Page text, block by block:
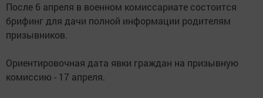
После 6 апреля в военном комиссариате состоится
брифинг для дачи полной информации родителям
призывников.
Ориентировочная дата явки граждан на призывную
комиссию - 17 апреля.